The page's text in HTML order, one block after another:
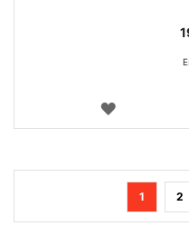
LISTA
Está
de
1 2